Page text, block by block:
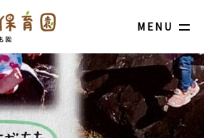
MENU